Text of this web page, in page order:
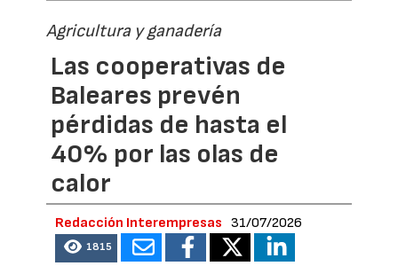
Agricultura y ganadería
Las cooperativas de
Baleares prevén
pérdidas de hasta el
40% por las olas de
calor
Redacción Interempresas 31/07/2026
1815